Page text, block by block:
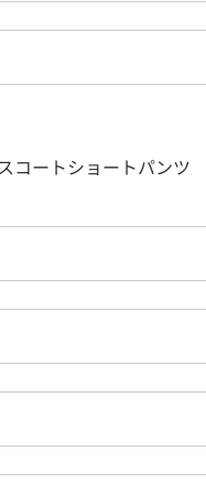
コートショートパンツ